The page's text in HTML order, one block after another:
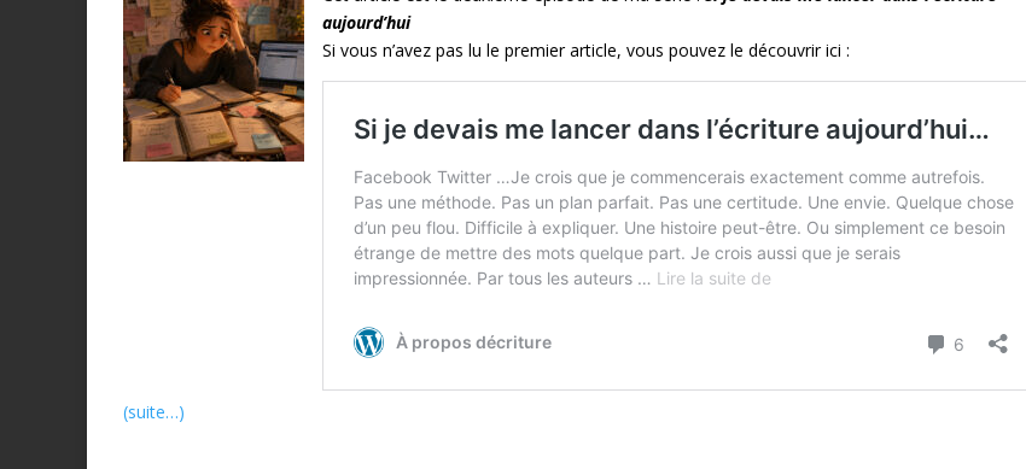
aujourd’hui
Si vous n’avez pas lu le premier article, vous pouvez le découvrir ici :
(suite…)